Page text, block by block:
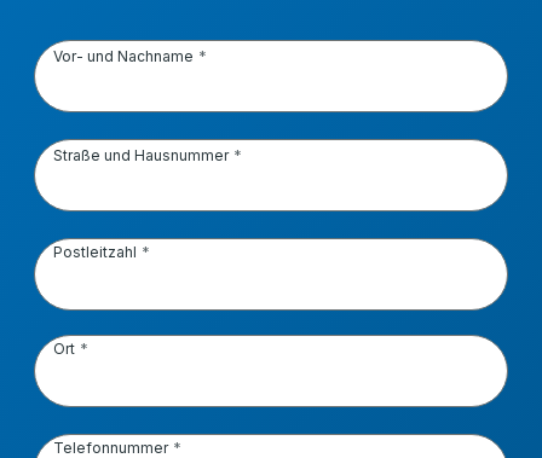
Vor- und Nachname
Straße und Hausnummer
Postleitzahl
Ort
Telefonnummer